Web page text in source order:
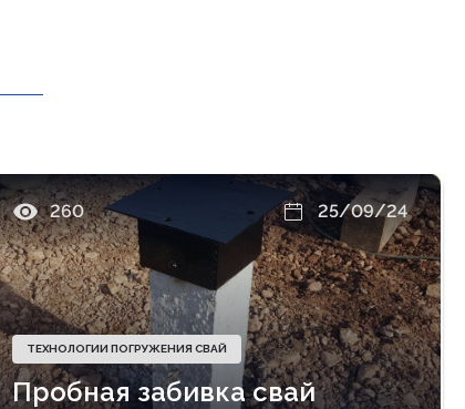
260 25/09/24
ТЕХНОЛОГИИ ПОГРУЖЕНИЯ СВАЙ
Пробная забивка свай